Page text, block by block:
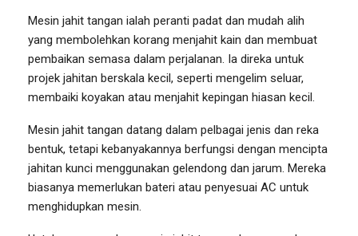
Mesin jahit tangan ialah peranti padat dan mudah alih
yang membolehkan korang menjahit kain dan membuat
pembaikan semasa dalam perjalanan. Ia direka untuk
projek jahitan berskala kecil, seperti mengelim seluar,
membaiki koyakan atau menjahit kepingan hiasan kecil.
Mesin jahit tangan datang dalam pelbagai jenis dan reka
bentuk, tetapi kebanyakannya berfungsi dengan mencipta
jahitan kunci menggunakan gelendong dan jarum. Mereka
biasanya memerlukan bateri atau penyesuai AC untuk
menghidupkan mesin.